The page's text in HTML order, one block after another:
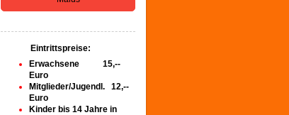
Eintrittspreise:
Erwachsene 15,--
Euro
Mitglieder/Jugendl. 12,--
Euro
Kinder bis 14 Jahre in